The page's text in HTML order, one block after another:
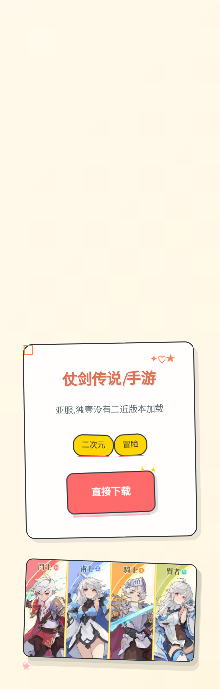
仗剑传说|手游
✦♡★
亚服,独壹没有二近版本加载
二次元 冒险
直接下载
→
✦ ★
✧
♡
★
♥